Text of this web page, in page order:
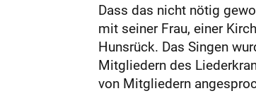
Dass das nicht nötig
mit seiner Frau, einer
Hunsrück. Das Singen
Mitgliedern des
von Mitgliedern